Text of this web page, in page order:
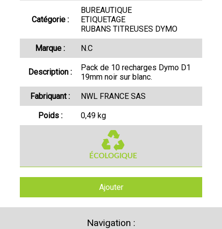
Catégorie :
BUREAUTIQUE
ETIQUETAGE
RUBANS TITREUSES DYMO
Marque : N.C
Description :
Pack de 10 recharges Dymo D1
19mm noir sur blanc.
Fabriquant : NWL FRANCE SAS
Poids : 0,49 kg
Ajouter
Navigation :